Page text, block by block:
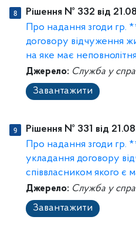
Рішення № 332 від
Про надання згоди гр.
договору відчуження
на яке має
Джерело: Служба у
Завантажити
Рішення № 331 від
Про надання згоди гр.
укладання договору
співвласником якого є
Джерело: Служба у
Завантажити